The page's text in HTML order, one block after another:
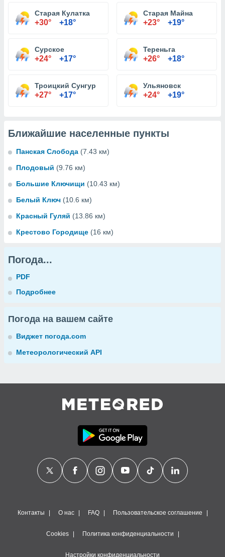
Старая Кулатка
+30° +18°
Старая Майна
+23° +19°
Сурское
+24° +17°
Тереньга
+26° +18°
Троицкий Сунгур
+27° +17°
Ульяновск
+24° +19°
Ближайшие населенные пункты
Панская Слобода (7.43 км)
Плодовый (9.76 км)
Большие Ключищи (10.43 км)
Белый Ключ (10.6 км)
Красный Гуляй (13.86 км)
Крестово Городище (16 км)
Погода...
PDF
Подробнее
Погода на вашем сайте
Виджет погода.com
Метеорологический API
Контакты О нас FAQ Пользовательское соглашение
Cookies Политика конфиденциальности
Настройки конфиденциальности